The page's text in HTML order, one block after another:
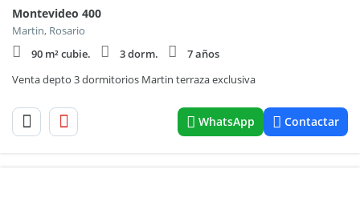
Montevideo 400
Martin, Rosario
90 m² cubie.
3 dorm.
7 años
Venta depto 3 dormitorios Martin terraza exclusiva
WhatsApp Contactar